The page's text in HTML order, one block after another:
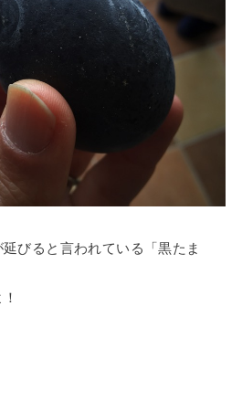
びると言われている「黒たま